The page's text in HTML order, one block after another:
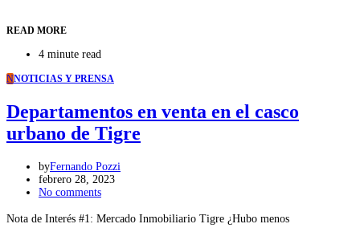
READ MORE
4 minute read
NNOTICIAS Y PRENSA
Departamentos en venta en el casco
urbano de Tigre
byFernando Pozzi
febrero 28, 2023
No comments
Nota de Interés #1: Mercado Inmobiliario Tigre ¿Hubo menos